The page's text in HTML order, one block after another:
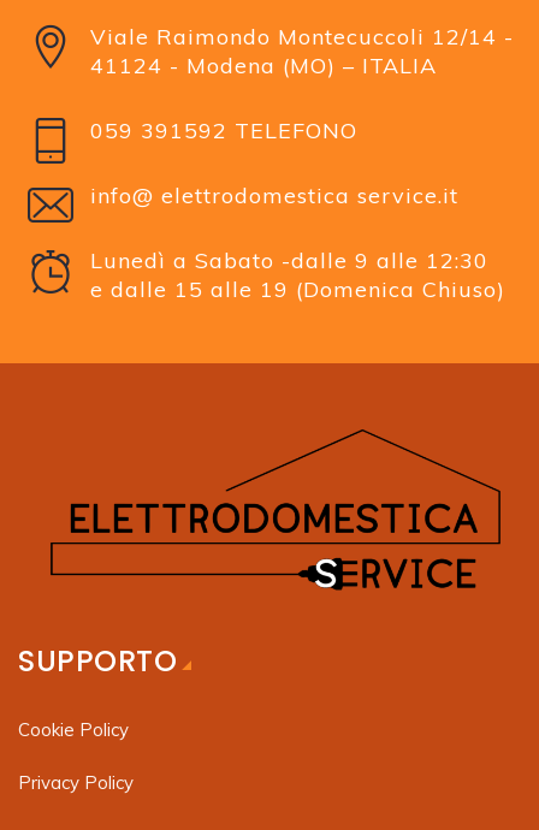
Viale Raimondo Montecuccoli 12/14 -
41124 - Modena (MO) – ITALIA
059 391592 TELEFONO
info@ elettrodomestica service.it
Lunedì a Sabato -dalle 9 alle 12:30
e dalle 15 alle 19 (Domenica Chiuso)
SUPPORTO
Cookie Policy
Privacy Policy